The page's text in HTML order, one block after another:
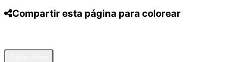
Compartir esta página para colorear